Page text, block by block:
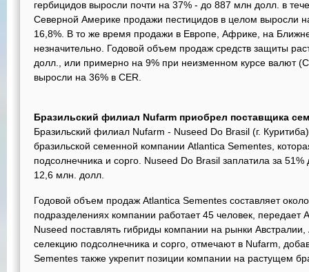
гербицидов выросли почти на 37% - до 887 млн долл. в
Северной Америке продажи пестицидов в целом выросли
16,8%. В то же время продажи в Европе, Африке, на
незначительно. Годовой объем продаж средств защиты
долл., или примерно на 9% при неизменном курсе валют
выросли на 36% в CER.
Бразильский филиал Nufarm приобрел поставщика
Бразильский филиал Nufarm - Nuseed Do Brasil (г.
бразильской семенной компании Atlantica Sementes,
подсолнечника и сорго. Nuseed Do Brasil заплатила за
12,6 млн. долл.
Годовой объем продаж Atlantica Sementes составляет
подразделениях компании работает 45 человек, передает
Nuseed поставлять гибриды компании на рынки
селекцию подсолнечника и сорго, отмечают в Nufarm,
Sementes также укрепит позиции компании на растущем